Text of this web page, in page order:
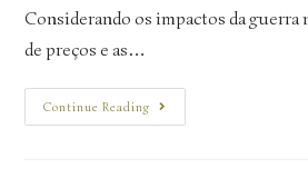
Considerando os impactos da guerra
de preços e as…
Continue Reading